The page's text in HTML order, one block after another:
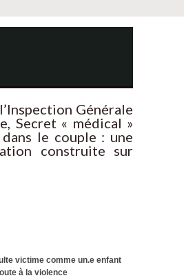
Générale
Secret « médical »
le couple : une
construite sur
victime comme un.e enfant
à la violence